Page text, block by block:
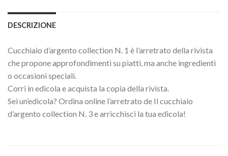
DESCRIZIONE
Cucchiaio d’argento collection N. 1 è l’arretrato della rivista
che propone approfondimenti su piatti, ma anche ingredienti
o occasioni speciali.
Corri in edicola e acquista la copia della rivista.
Sei un’edicola? Ordina online l’arretrato de Il cucchiaio
d’argento collection N. 3 e arricchisci la tua edicola!